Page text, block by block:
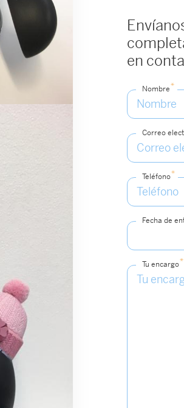
en
Nombre*
Correo
Teléfono*
Fecha de
Tu encargo*